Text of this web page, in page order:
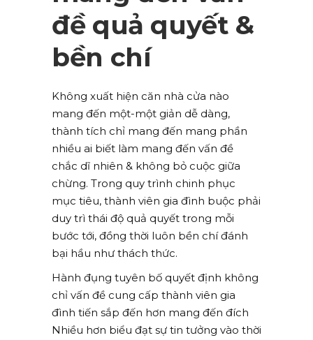
đề quả quyết &
bền chí
Không xuất hiện căn nhà cửa nào
mang đến một-một giản dễ dàng,
thành tích chỉ mang đến mang phần
nhiều ai biết làm mang đến vấn đề
chắc dĩ nhiên & không bỏ cuộc giữa
chừng. Trong quy trình chinh phục
mục tiêu, thành viên gia đình buộc phải
duy trì thái độ quả quyết trong mỗi
bước tới, đồng thời luôn bền chí đánh
bại hầu như thách thức.
Hành đụng tuyên bố quyết định không
chỉ vấn đề cung cấp thành viên gia
đình tiến sắp đến hơn mang đến đích
Nhiều hơn biểu đạt sự tin tưởng vào thời